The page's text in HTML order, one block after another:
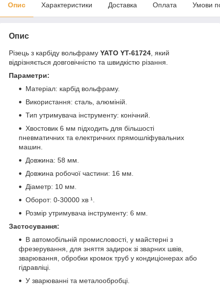
Опис Характеристики Доставка Оплата Умови
Опис
Різець з карбіду вольфраму YATO YT-61724 , який
відрізняється довговічністю та швидкістю різання.
Параметри:
Матеріал: карбід вольфраму.
Використання: сталь, алюміній.
Тип утримувача інструменту: конічний.
Хвостовик 6 мм підходить для більшості
пневматичних та електричних прямошліфувальних
машин.
Довжина: 58 мм.
Довжина робочої частини: 16 мм.
Діаметр: 10 мм.
Оборот: 0-30000 хв ¹.
Розмір утримувача інструменту: 6 мм.
Застосування:
В автомобільній промисловості, у майстерні з
фрезерування, для зняття задирок зі зварних швів,
зварювання, обробки кромок труб у кондиціонерах або
гідравліці.
У зварюванні та металообробці.